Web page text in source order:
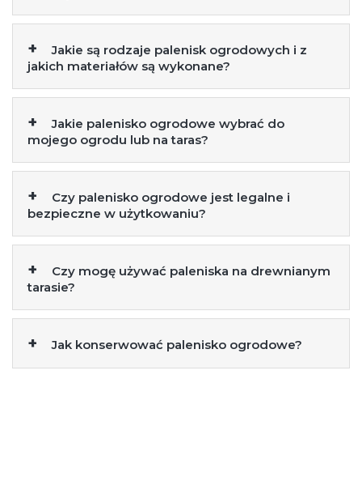
Jakie są rodzaje palenisk ogrodowych i z
jakich materiałów są wykonane?
Jakie palenisko ogrodowe wybrać do
mojego ogrodu lub na taras?
Czy palenisko ogrodowe jest legalne i
bezpieczne w użytkowaniu?
Czy mogę używać paleniska na drewnianym
tarasie?
Jak konserwować palenisko ogrodowe?